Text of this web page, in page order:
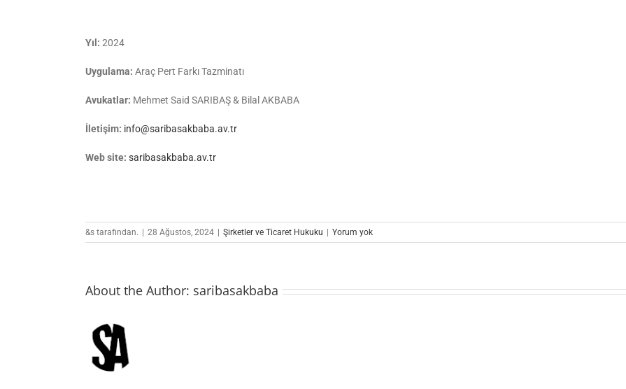
Yıl: 2024
Uygulama: Araç Pert Farkı Tazminatı
Avukatlar: Mehmet Said SARIBAŞ & Bilal AKBABA
İletişim: info@saribasakbaba.av.tr
Web site: saribasakbaba.av.tr
&s tarafından. 28 Ağustos, 2024 Şirketler ve Ticaret Hukuku Yorum yok
About the Author: saribasakbaba